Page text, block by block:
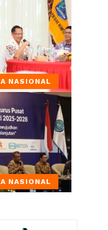
NASIONAL
NASIONAL